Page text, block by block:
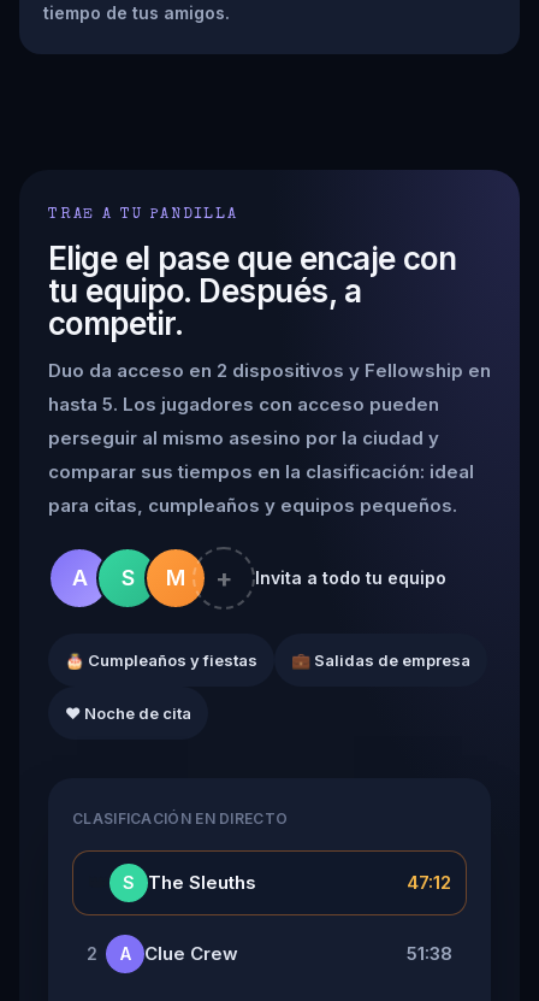
tiempo de tus amigos.
TRAE A TU PANDILLA
Elige el pase que encaje con
tu equipo. Después, a
competir.
Duo da acceso en 2 dispositivos y Fellowship en
hasta 5. Los jugadores con acceso pueden
perseguir al mismo asesino por la ciudad y
comparar sus tiempos en la clasificación: ideal
para citas, cumpleaños y equipos pequeños.
A S M + Invita a todo tu equipo
🎂 Cumpleaños y fiestas 💼 Salidas de empresa
❤️ Noche de cita
CLASIFICACIÓN EN DIRECTO
S The Sleuths 47:12
2 A Clue Crew 51:38